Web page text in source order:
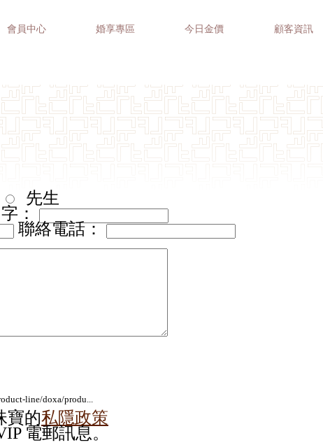
會員中心 婚享專區 今日金價 顧客資訊